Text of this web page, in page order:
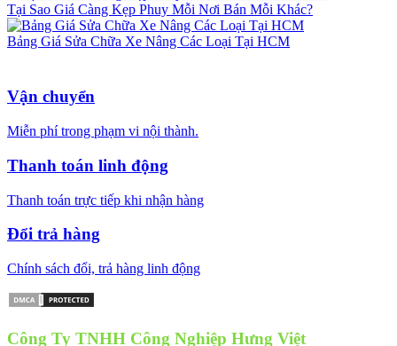
Tại Sao Giá Càng Kẹp Phuy Mỗi Nơi Bán Mỗi Khác?
Bảng Giá Sửa Chữa Xe Nâng Các Loại Tại HCM
Vận chuyển
Miễn phí trong phạm vi nội thành.
Thanh toán linh động
Thanh toán trực tiếp khi nhận hàng
Đổi trả hàng
Chính sách đổi, trả hàng linh động
Công Ty TNHH Công Nghiệp Hưng Việt